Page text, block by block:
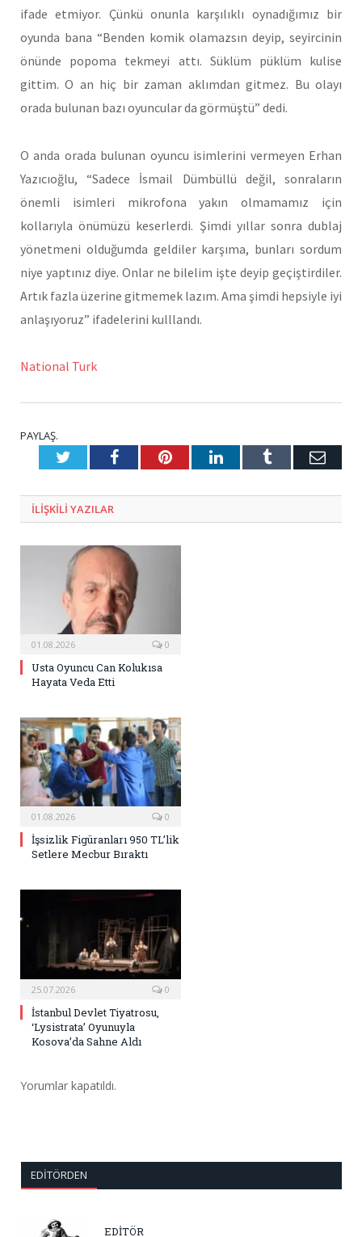
ifade etmiyor. Çünkü onunla karşılıklı oynadığımız bir
oyunda bana “Benden komik olamazsın deyip, seyircinin
önünde popoma tekmeyi attı. Süklüm püklüm kulise
gittim. O an hiç bir zaman aklımdan gitmez. Bu olayı
orada bulunan bazı oyuncular da görmüştü” dedi.
O anda orada bulunan oyuncu isimlerini vermeyen Erhan
Yazıcıoğlu, “Sadece İsmail Dümbüllü değil, sonraların
önemli isimleri mikrofona yakın olmamamız için
kollarıyla önümüzü keserlerdi. Şimdi yıllar sonra dublaj
yönetmeni olduğumda geldiler karşıma, bunları sordum
niye yaptınız diye. Onlar ne bilelim işte deyip geçiştirdiler.
Artık fazla üzerine gitmemek lazım. Ama şimdi hepsiyle iyi
anlaşıyoruz” ifadelerini kulllandı.
National Turk
PAYLAŞ.
TwitterFacebookPinterestLinkedInTumblr E-
ILIŞKILI YAZILAR
01.08.2026 0
Usta Oyuncu Can Kolukısa
Hayata Veda Etti
01.08.2026 0
İşsizlik Figüranları 950 TL’lik
Setlere Mecbur Bıraktı
25.07.2026 0
İstanbul Devlet Tiyatrosu,
‘Lysistrata’ Oyunuyla
Kosova’da Sahne Aldı
Yorumlar kapatıldı.
EDITÖRDEN
EDİTÖR